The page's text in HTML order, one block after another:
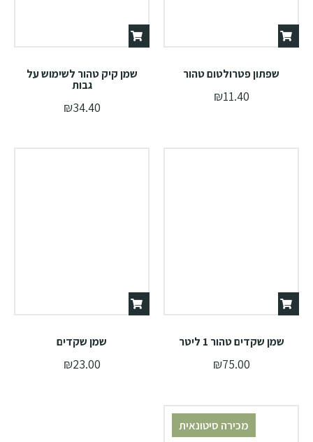
שפתון פטרולטום טהור
₪11.40
שמן קיק טהור לשימוש על
גבות
₪34.40
שמן שקדים טהור 1 ליטר
₪75.00
שמן שקדים
₪23.00
מכירה סיטונאית